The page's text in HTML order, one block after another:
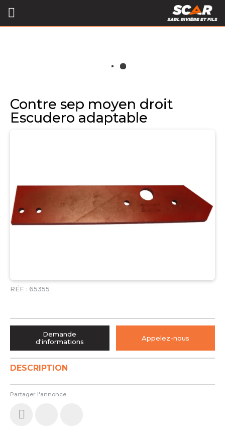
Contre sep moyen droit
Escudero adaptable
RÉF : 65355
Partager l'annonce
DESCRIPTION
Demande
d'informations
Appelez-nous